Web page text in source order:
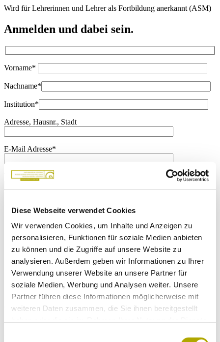
Diese Webseite verwendet Cookies
Wir verwenden Cookies, um Inhalte und Anzeigen zu
personalisieren, Funktionen für soziale Medien anbieten
zu können und die Zugriffe auf unsere Website zu
analysieren. Außerdem geben wir Informationen zu Ihrer
Verwendung unserer Website an unsere Partner für
soziale Medien, Werbung und Analysen weiter. Unsere
Partner führen diese Informationen möglicherweise mit
weiteren Daten zusammen, die Sie ihnen bereitgestellt
Wird für Lehrerinnen und Lehrer als Fortbildung anerkannt (ASM)
Anmelden und dabei sein.
Vorname*
Nachname*
Institution*
Adresse, Hausnr., Stadt
E-Mail Adresse*
Telefonnummer
2020 möchten Sie teilnehmen (Mehrfachwahl möglich)?
Anmeldefrist für die Teilnahme an Tagung und Exkursion: 31.
August 2020
Ich nehme an der Tagung teil.
teil.
Möchten Sie einen Vortrag oder ein Poster präsentieren?
Anmeldefrist für Referat und Poster: 31. Mai 2020. Abgabefrist für
die Kurzfassung (abstract) ist der 30. Juni 2020.
Ja, ich möchte einen Vortrag halten.
Ja, ich möchte ein Poster